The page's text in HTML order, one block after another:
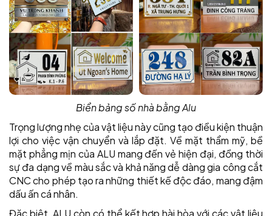
Biển bảng số nhà bằng Alu
Trọng lượng nhẹ của vật liệu này cũng tạo điều kiện thuận
lợi cho việc vận chuyển và lắp đặt. Về mặt thẩm mỹ, bề
mặt phẳng mịn của ALU mang đến vẻ hiện đại, đồng thời
sự đa dạng về màu sắc và khả năng dễ dàng gia công cắt
CNC cho phép tạo ra những thiết kế độc đáo, mang đậm
dấu ấn cá nhân.
Đặc biệt, ALU còn có thể kết hợp hài hòa với các vật liệu